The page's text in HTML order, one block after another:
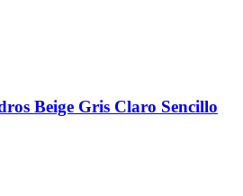
Beige Gris Claro Sencillo